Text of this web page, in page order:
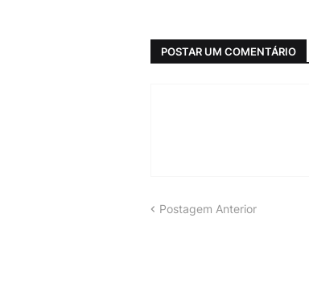
POSTAR UM COMENTÁRIO
Postagem Anterior